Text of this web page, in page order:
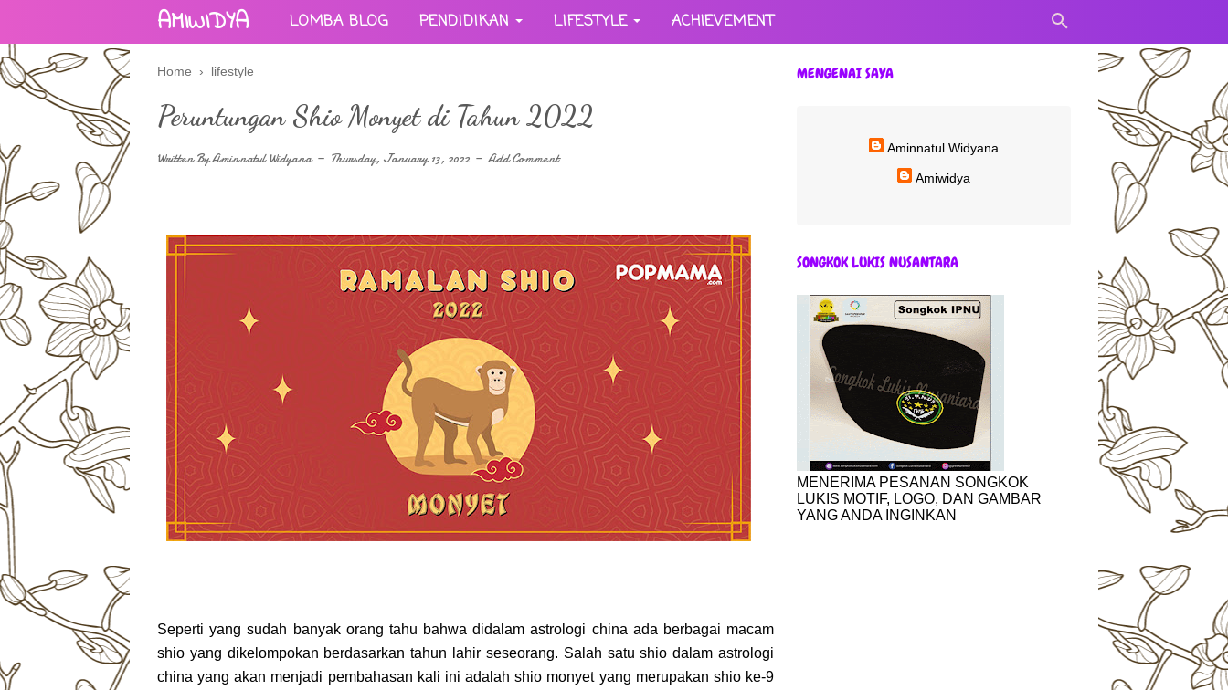
AMIWIDYA LOMBA BLOG PENDIDIKAN LIFESTYLE ACHIEVEMENT
Home › lifestyle
Peruntungan Shio Monyet di Tahun 2022
Written ByAminnatul Widyana Thursday, January 13, 2022 Add Comment
Seperti yang sudah banyak orang tahu bahwa didalam astrologi china ada berbagai macam
shio yang dikelompokan berdasarkan tahun lahir seseorang. Salah satu shio dalam astrologi
china yang akan menjadi pembahasan kali ini adalah shio monyet yang merupakan shio ke-9
MENGENAI SAYA
Aminnatul Widyana
Amiwidya
SONGKOK LUKIS NUSANTARA
MENERIMA PESANAN SONGKOK
LUKIS MOTIF, LOGO, DAN GAMBAR
YANG ANDA INGINKAN